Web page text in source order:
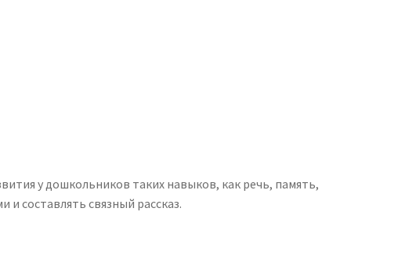
у дошкольников таких навыков, как речь, память,
составлять связный рассказ.